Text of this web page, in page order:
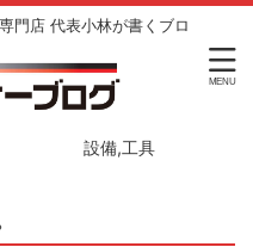
門店 代表小林が書くブロ
設備,工具